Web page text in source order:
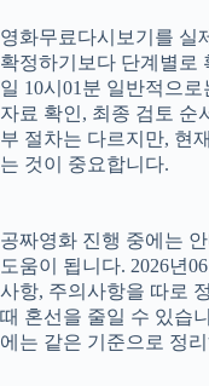
영화무료다시보기를 실
확정하기보다 단계별로
일 10시01분 일반적으
자료 확인, 최종 검토 순
부 절차는 다르지만, 현
는 것이 중요합니다.
공짜영화 진행 중에는
도움이 됩니다. 2026년
사항, 주의사항을 따로
때 혼선을 줄일 수 있습
에는 같은 기준으로 정